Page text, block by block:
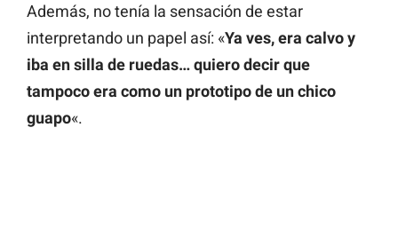
Además, no tenía la sensación de estar
interpretando un papel así: «Ya ves, era calvo y
iba en silla de ruedas… quiero decir que
tampoco era como un prototipo de un chico
guapo«.